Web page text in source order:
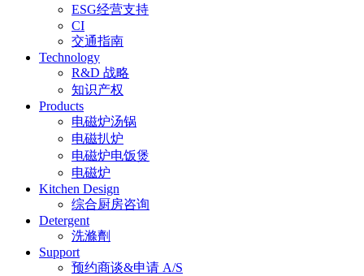
ESG经营支持
CI
交通指南
Technology
R&D 战略
知识产权
Products
电磁炉汤锅
电磁扒炉
电磁炉电饭煲
电磁炉
Kitchen Design
综合厨房咨询
Detergent
洗滌劑
Support
预约商谈&申请 A/S